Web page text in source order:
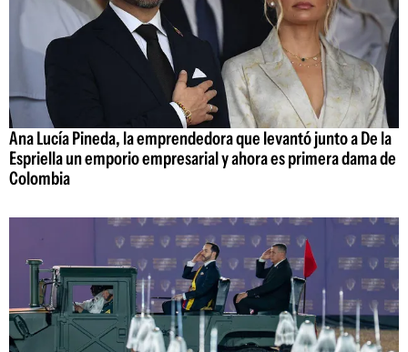
Ana Lucía Pineda, la emprendedora que levantó junto a De la
Espriella un emporio empresarial y ahora es primera dama de
Colombia